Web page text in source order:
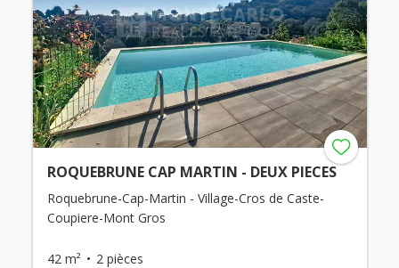
ROQUEBRUNE CAP MARTIN - DEUX PIECES
Roquebrune-Cap-Martin - Village-Cros de Caste-
Coupiere-Mont Gros
42 m² 2 pièces